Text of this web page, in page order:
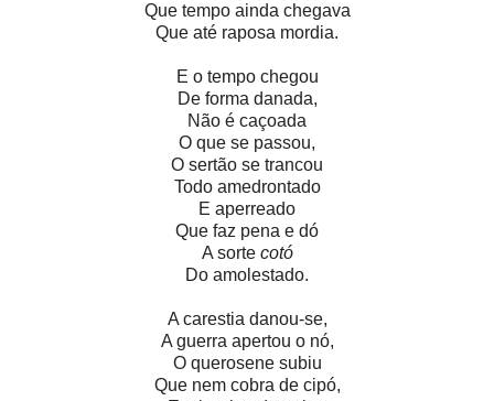
Que tempo ainda chegava
Que até raposa mordia.
E o tempo chegou
De forma danada,
Não é caçoada
O que se passou,
O sertão se trancou
Todo amedrontado
E aperreado
Que faz pena e dó
A sorte cotó
Do amolestado.
A carestia danou-se,
A guerra apertou o nó,
O querosene subiu
Que nem cobra de cipó,